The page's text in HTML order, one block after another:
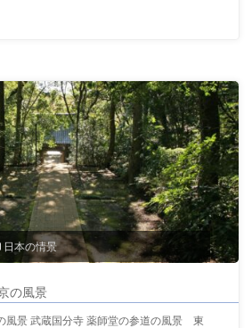
日本の情景
の風景
景 武蔵国分寺 薬師堂の参道の風景 東